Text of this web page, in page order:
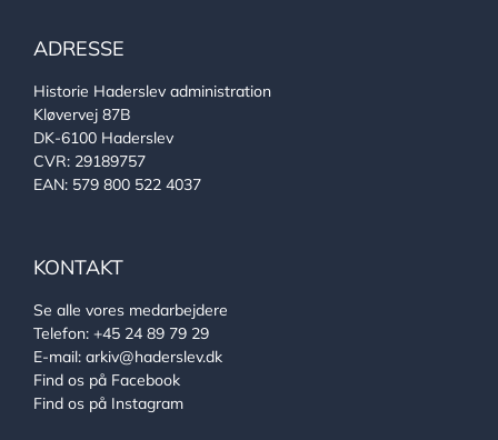
ADRESSE
Historie Haderslev administration
Kløvervej 87B
DK-6100 Haderslev
CVR: 29189757
EAN: 579 800 522 4037
KONTAKT
Se alle vores medarbejdere
Telefon: +45 24 89 79 29
E-mail: arkiv@haderslev.dk
Find os på Facebook
Find os på Instagram